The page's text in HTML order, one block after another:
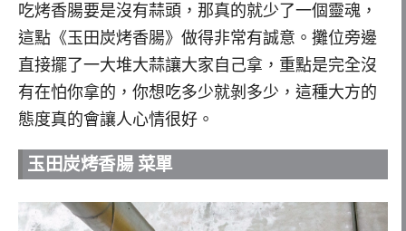
吃烤香腸要是沒有蒜頭，那真的就少了一個靈魂，
這點《玉田炭烤香腸》做得非常有誠意。攤位旁邊
直接擺了一大堆大蒜讓大家自己拿，重點是完全沒
有在怕你拿的，你想吃多少就剝多少，這種大方的
態度真的會讓人心情很好。
玉田炭烤香腸 菜單